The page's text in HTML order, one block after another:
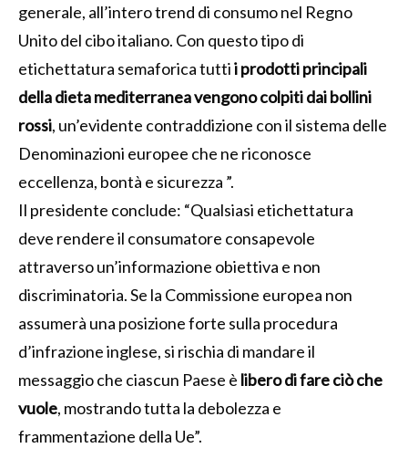
generale, all’intero trend di consumo nel Regno
Unito del cibo italiano. Con questo tipo di
etichettatura semaforica tuttii prodotti principali
della dieta mediterranea vengono colpiti dai bollini
rossi, un’evidente contraddizione con il sistema delle
Denominazioni europee che ne riconosce
eccellenza, bontà e sicurezza ”.
Il presidente conclude: “Qualsiasi etichettatura
deve rendere il consumatore consapevole
attraverso un’informazione obiettiva e non
discriminatoria. Se la Commissione europea non
assumerà una posizione forte sulla procedura
d’infrazione inglese, si rischia di mandare il
messaggio che ciascun Paese è libero di fare ciò che
vuole, mostrando tutta la debolezza e
frammentazione della Ue”.